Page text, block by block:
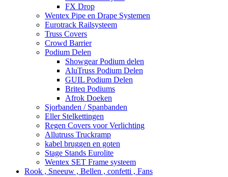
FX Drop
Wentex Pipe en Drape Systemen
Eurotrack Railsysteem
Truss Covers
Crowd Barrier
Podium Delen
Showgear Podium delen
AluTruss Podium Delen
GUIL Podium Delen
Briteq Podiums
Afrok Doeken
Sjorbanden / Spanbanden
Eller Stelkettingen
Regen Covers voor Verlichting
Allutruss Truckramp
kabel bruggen en goten
Stage Stands Eurolite
Wentex SET Frame systeem
Rook , Sneeuw , Bellen , confetti , Fans